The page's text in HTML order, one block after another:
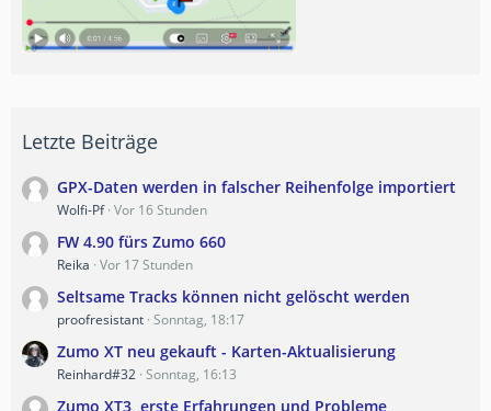
Letzte Beiträge
GPX-Daten werden in falscher Reihenfolge importiert
Wolfi-Pf Vor 16 Stunden
FW 4.90 fürs Zumo 660
Reika Vor 17 Stunden
Seltsame Tracks können nicht gelöscht werden
proofresistant Sonntag, 18:17
Zumo XT neu gekauft - Karten-Aktualisierung
Reinhard#32 Sonntag, 16:13
Zumo XT3, erste Erfahrungen und Probleme